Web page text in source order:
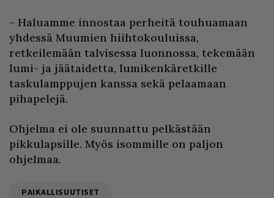
– Haluamme innostaa perheitä touhuamaan
yhdessä Muumien hiihtokouluissa,
retkeilemään talvisessa luonnossa, tekemään
lumi- ja jäätaidetta, lumikenkäretkille
taskulamppujen kanssa sekä pelaamaan
pihapelejä.
Ohjelma ei ole suunnattu pelkästään
pikkulapsille. Myös isommille on paljon
ohjelmaa.
PAIKALLISUUTISET